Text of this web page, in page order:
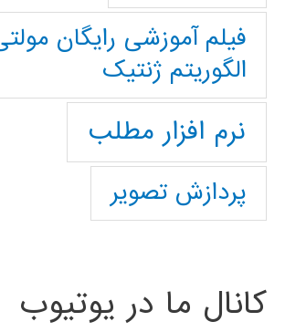
فیلم آموزشی رایگان
الگوریتم ژنتیک
نرم افزار مطلب
پردازش تصویر
کانال ما در یوتیوب